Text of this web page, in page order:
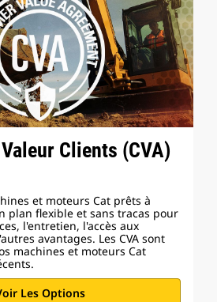
Clients (CVA)
et moteurs Cat prêts à
plan flexible et sans tracas pour
l'entretien, l'accès aux
avantages. Les CVA sont
machines et moteurs Cat
Les Options